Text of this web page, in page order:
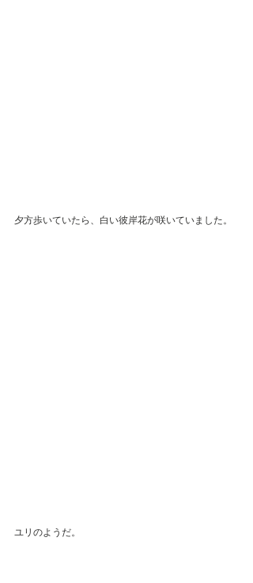
夕方歩いていたら、白い彼岸花が咲いていました。
ユリのようだ。